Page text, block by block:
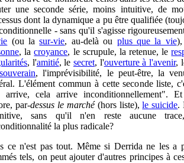
une seconde série, moins intuitive, de
dont la dynamique a pu être qualifiée
- sans qu'il s'agisse
(ou lasur-vie, au-delà ou plus que la vie
, lacroyance, le scrupule, la retenue, le
, l'amitié, lesecret, l'ouverture à l'avenir,
, l'imprévisibilité, le peut-être, la
L'élément commun à cette seconde liste,
arrive, cela arrive inconditionnellement".
par-dessus le marché(hors liste),le suicide.
sans qu'il n'en reste aucune
la plus radicale?
ce n'est pas tout. Même si Derrida ne les a
tels, on peut ajouter d'autres principes à